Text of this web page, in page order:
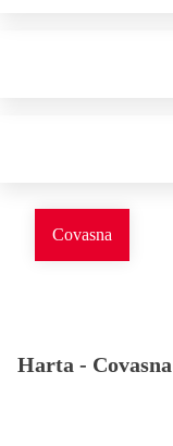
Covasna
Harta - Covasna